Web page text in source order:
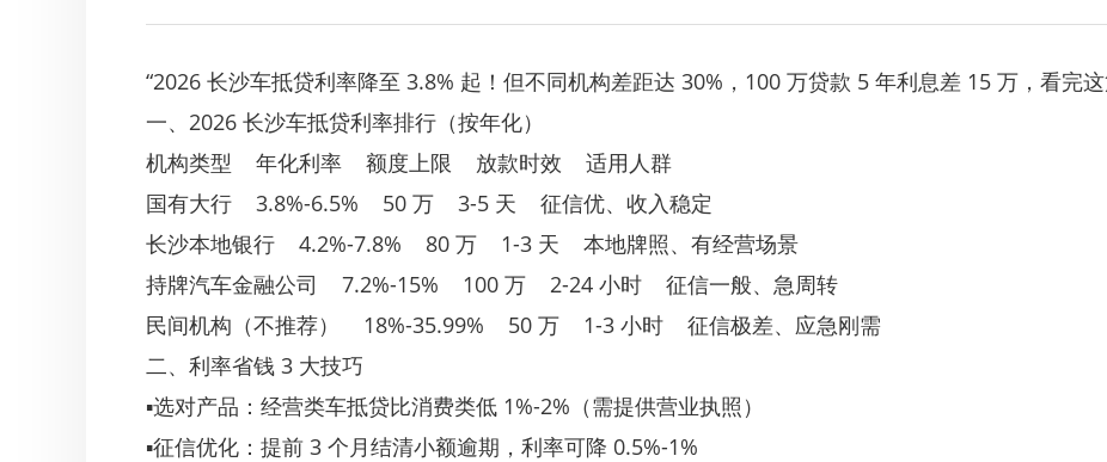
“2026 长沙车抵贷利率降至 3.8% 起！但不同机构差距达 30%，100 万贷款 5 年利息差 15 万，看完
一、2026 长沙车抵贷利率排行（按年化）
机构类型 年化利率 额度上限 放款时效 适用人群
国有大行 3.8%-6.5% 50 万 3-5 天 征信优、收入稳定
长沙本地银行 4.2%-7.8% 80 万 1-3 天 本地牌照、有经营场景
持牌汽车金融公司 7.2%-15% 100 万 2-24 小时 征信一般、急周转
民间机构（不推荐） 18%-35.99% 50 万 1-3 小时 征信极差、应急刚需
二、利率省钱 3 大技巧
▪选对产品：经营类车抵贷比消费类低 1%-2%（需提供营业执照）
▪征信优化：提前 3 个月结清小额逾期，利率可降 0.5%-1%